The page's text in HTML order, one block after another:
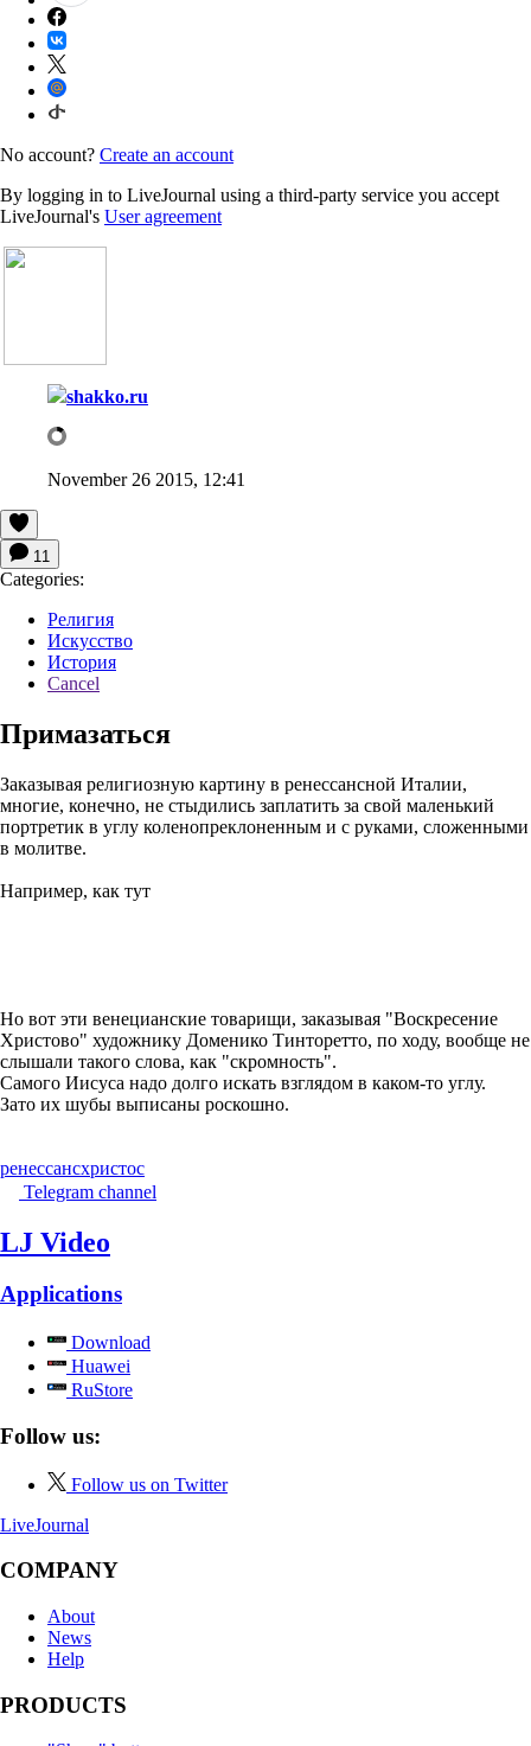
No account? Create an account
By logging in to LiveJournal using a third-party service you accept
LiveJournal's User agreement
shakko.ru
November 26 2015, 12:41
11
Categories:
Религия
Искусство
История
Cancel
Примазаться
Заказывая религиозную картину в ренессансной Италии,
многие, конечно, не стыдились заплатить за свой маленький
портретик в углу коленопреклоненным и с руками, сложенными
в молитве.
Например, как тут
Но вот эти венецианские товарищи, заказывая "Воскресение
Христово" художнику Доменико Тинторетто, по ходу, вообще не
слышали такого слова, как "скромность".
Самого Иисуса надо долго искать взглядом в каком-то углу.
Зато их шубы выписаны роскошно.
ренессансхристос
Telegram channel
LJ Video
Applications
Download
Huawei
RuStore
Follow us:
Follow us on Twitter
LiveJournal
COMPANY
About
News
Help
PRODUCTS